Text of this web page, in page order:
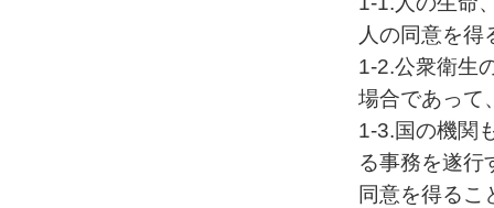
人の同意を得
1-2.公衆衛生
場合であって
1-3.国の機関
る事務を遂行
同意を得るこ